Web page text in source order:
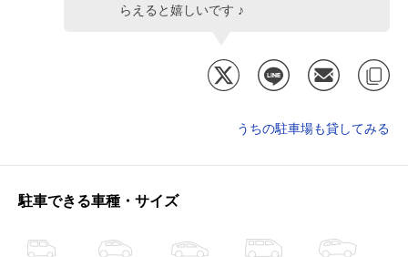
らえると嬉しいです ♪
うちの駐車場も貸してみる
駐車できる車種・サイズ